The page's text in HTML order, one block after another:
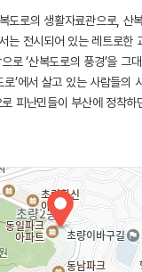
도로의 생활자료관으로, 산
는 전시되어 있는 레트로한
로 ‘산복도로의 풍경’을 그
로’에서 살고 있는 사람들의
피난민들이 부산에 정착하
산복도로’가 탄생한 이야기
홈페이지)